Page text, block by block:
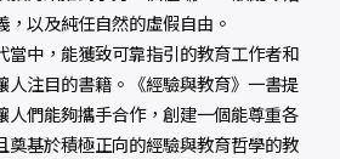
以及純任自然的虛假自由。
當中，能獲致可靠指引的教育工作者和
人注目的書籍。《經驗與教育》一書提
人們能夠攜手合作，創建一個能尊重各
奠基於積極正向的經驗與教育哲學的教